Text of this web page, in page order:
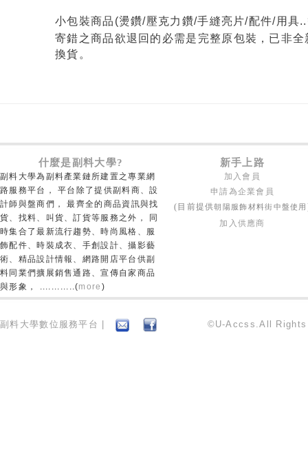
小包裝商品(燙鑽/壓克力鑽/手縫亮片/配件/用具
寄錯之商品欲退回的必需是完整原包裝，已非
換貨。
什麼是副料大學? 新手上路
副料大學為副料產業鏈所建置之專業網
路服務平台， 平台除了提供副料商、設
計師與盤商們， 最齊全的商品資訊與找
貨、找料、叫貨、訂貨等服務之外， 同
時集合了最新流行趨勢、時尚風格、服
飾配件、時裝成衣、手創設計、攝影藝
術、精品設計情報、網路開店平台供副
料同業們擴展銷售通路、宣傳自家商品
與形象， ............(more )
加入會員
申請為企業會員
(目前提供朝陽服飾材料街中盤使用
加入供應商
副料大學數位服務平台 | ©U-Accss.All Rights